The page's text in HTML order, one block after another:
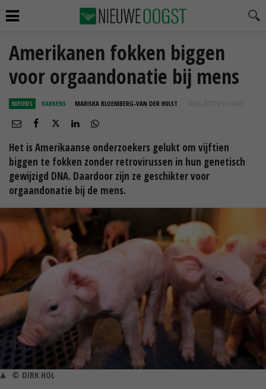
Amerikanen fokken biggen
voor orgaandonatie bij mens
NIEUWS VARKENS MARISKA BLOEMBERG-VAN DER HULST 14 AUG 2017 OM 13:14
Het is Amerikaanse onderzoekers gelukt om vijftien
biggen te fokken zonder retrovirussen in hun genetisch
gewijzigd DNA. Daardoor zijn ze geschikter voor
orgaandonatie bij de mens.
© DIRK HOL